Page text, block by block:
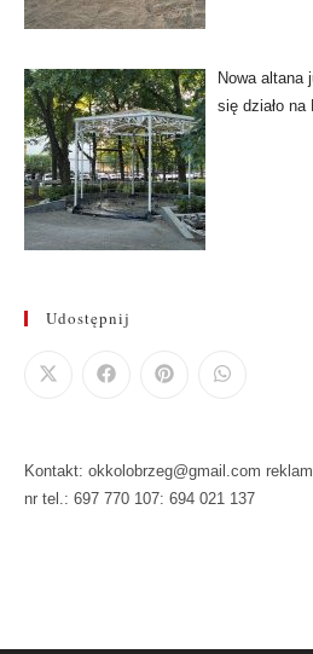
Nowa altana
się działo
Udostępnij
Kontakt: okkolobrzeg@gmail.com
nr tel.: 697 770 107: 694 021 137